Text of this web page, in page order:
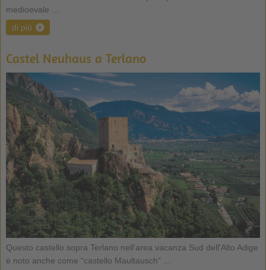
medioevale ...
di più
Castel Neuhaus a Terlano
Questo castello sopra Terlano nell'area vacanza Sud dell'Alto Adige
è noto anche come “castello Maultausch” ...